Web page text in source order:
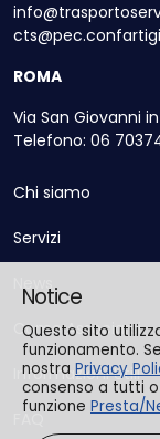
ROMA
Via San Giovanni
Telefono: 06
Chi siamo
Servizi
News
Come Associarsi
Informazioni Utili
Notice
Questo sito
funzionamento.
nostra Privacy
consenso a tutti
funzione Presta/